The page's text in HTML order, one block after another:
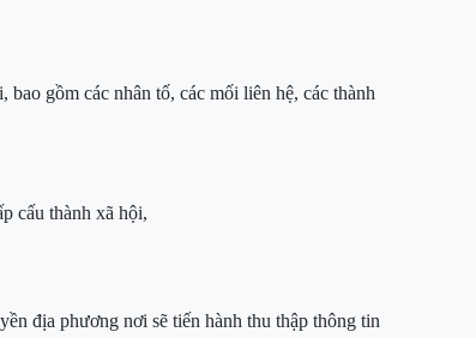
bao gồm các nhân tố, các mối liên hệ, các thành
cấu thành xã hội,
địa phương nơi sẽ tiến hành thu thập thông tin